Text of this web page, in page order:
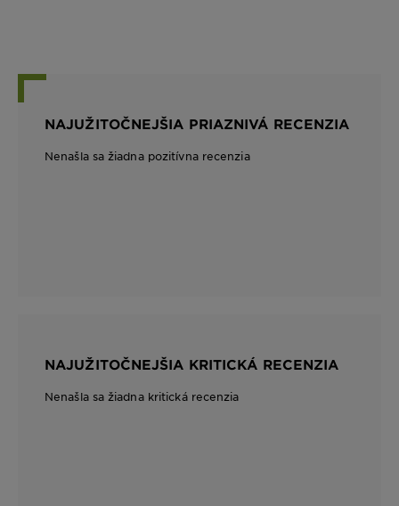
NAJUŽITOČNEJŠIA PRIAZNIVÁ RECENZIA
Nenašla sa žiadna pozitívna recenzia
NAJUŽITOČNEJŠIA KRITICKÁ RECENZIA
Nenašla sa žiadna kritická recenzia